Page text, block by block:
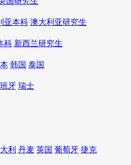
亚本科 澳大利亚研究生
科 新西兰研究生
韩国 泰国
牙 瑞士
利 丹麦 英国 葡萄牙 捷克